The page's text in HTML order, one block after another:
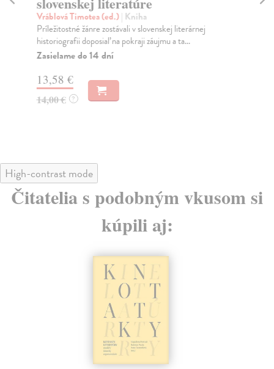
Vráblová Timotea (ed.)| Kniha
Príležitostné žánre zostávali v slovenskej literárnej
historiografii doposiaľ na pokraji záujmu a ta...
Zasielame do 14 dní
13,58 €
14,00 € ?
High-contrast mode
Čitatelia s podobným vkusom si
kúpili aj: